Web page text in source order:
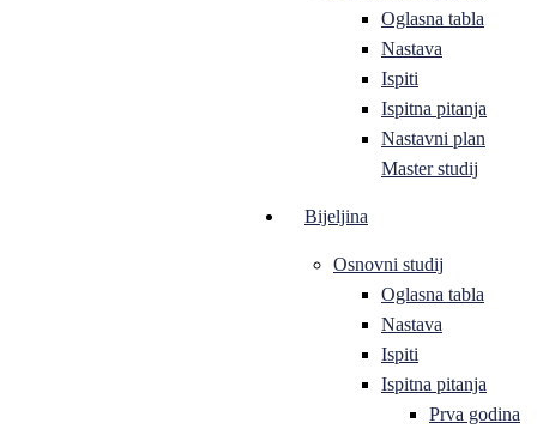
Oglasna tabla
Nastava
Ispiti
Ispitna pitanja
Nastavni plan
Master studij
Bijeljina
Osnovni studij
Oglasna tabla
Nastava
Ispiti
Ispitna pitanja
Prva godina